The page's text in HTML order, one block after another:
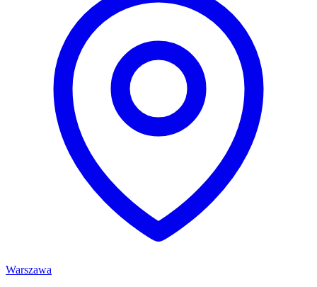
Warszawa